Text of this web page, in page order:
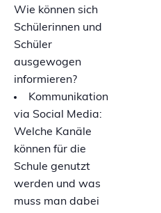
Wie können sich
Schülerinnen und
Schüler
ausgewogen
informieren?
Kommunikation
via Social Media:
Welche Kanäle
können für die
Schule genutzt
werden und was
muss man dabei